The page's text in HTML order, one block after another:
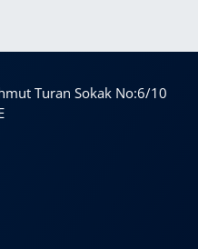
Turan Sokak No:6/10